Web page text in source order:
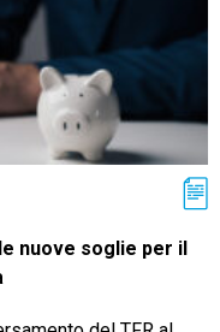
le nuove soglie per il